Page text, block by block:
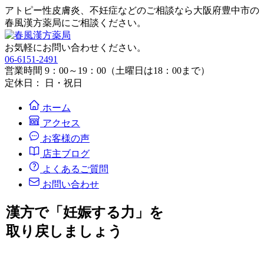
アトピー性皮膚炎、不妊症などのご相談なら大阪府豊中市の
春風漢方薬局にご相談ください。
お気軽にお問い合わせください。
06-6151-2491
営業時間 9：00～19：00（土曜日は18：00まで）
定休日： 日・祝日
ホーム
アクセス
お客様の声
店主ブログ
よくあるご質問
お問い合わせ
漢方で「妊娠する力」を
取り戻しましょう